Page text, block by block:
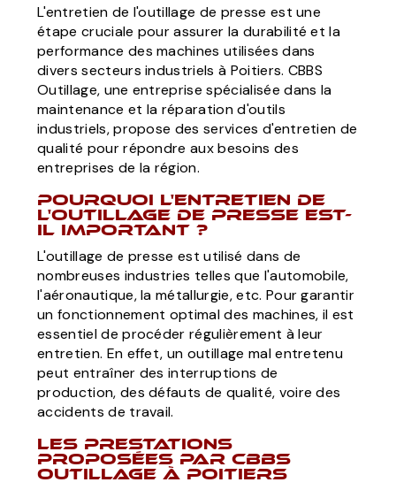
L'entretien de l'outillage de presse est une
étape cruciale pour assurer la durabilité et la
performance des machines utilisées dans
divers secteurs industriels à Poitiers. CBBS
Outillage, une entreprise spécialisée dans la
maintenance et la réparation d'outils
industriels, propose des services d'entretien de
qualité pour répondre aux besoins des
entreprises de la région.
Pourquoi l'entretien de
l'outillage de presse est-
il important ?
L'outillage de presse est utilisé dans de
nombreuses industries telles que l'automobile,
l'aéronautique, la métallurgie, etc. Pour garantir
un fonctionnement optimal des machines, il est
essentiel de procéder régulièrement à leur
entretien. En effet, un outillage mal entretenu
peut entraîner des interruptions de
production, des défauts de qualité, voire des
accidents de travail.
Les prestations
proposées par CBBS
Outillage à Poitiers